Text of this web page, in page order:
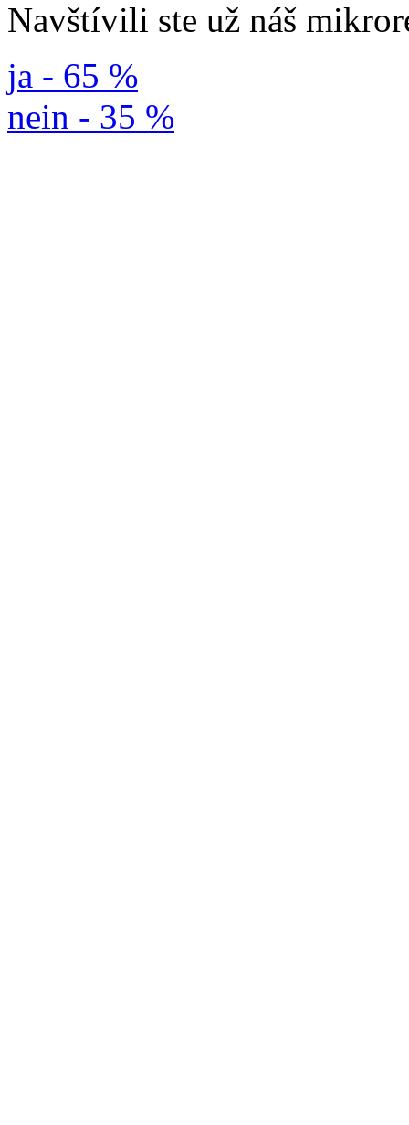
Navštívili ste už náš
ja - 65 %
nein - 35 %